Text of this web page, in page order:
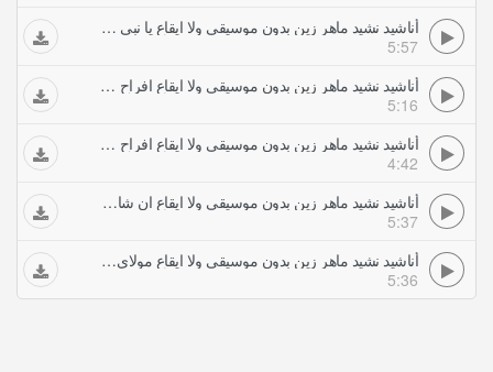
أناشيد نشيد ماهر زين بدون موسيقى ولا ايقاع يا نبي سلام عليك ب الانجليزي
5:57
أناشيد نشيد ماهر زين بدون موسيقى ولا ايقاع افراح بارك الله لكما
5:16
أناشيد نشيد ماهر زين بدون موسيقى ولا ايقاع افراح ما شا الله
4:42
أناشيد نشيد ماهر زين بدون موسيقى ولا ايقاع ان شا الله ب الانجليزي
5:37
أناشيد نشيد ماهر زين بدون موسيقى ولا ايقاع مولاي صلي و سلم بالانجليزي
5:36